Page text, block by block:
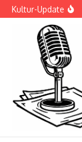
Zum Inhalt springen
Kultur-Update
Doja Cat